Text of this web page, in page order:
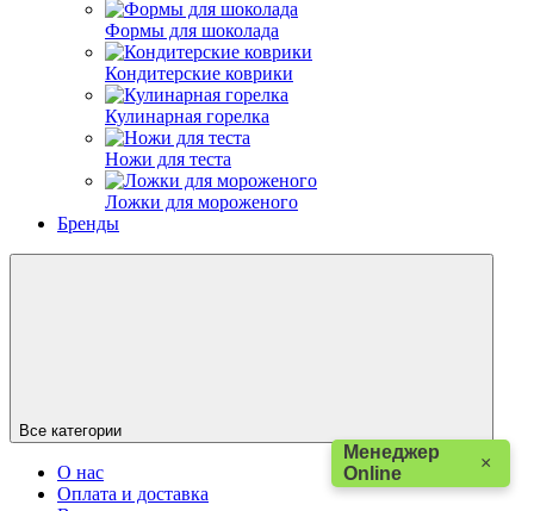
Менеджер
Online
×
Формы для шоколада
Кондитерские коврики
Кулинарная горелка
Ножи для теста
Ложки для мороженого
Бренды
Все категории
О нас
Оплата и доставка